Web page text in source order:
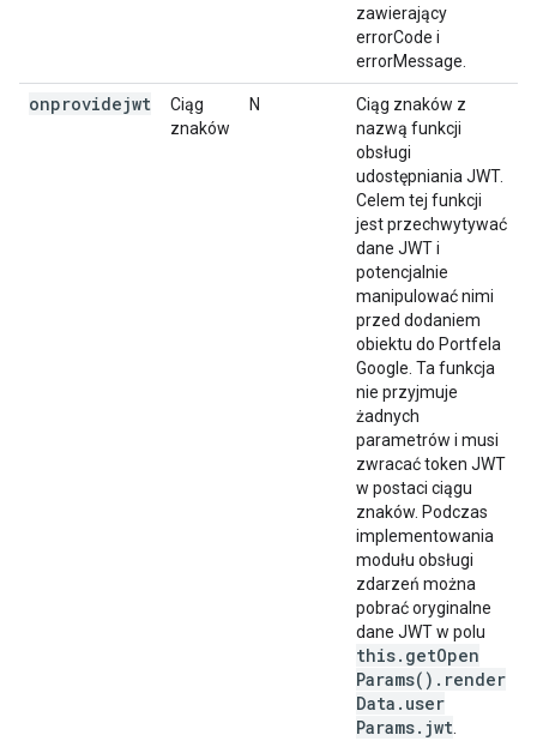
zawierający
errorCode i
errorMessage.
onprovidejwt
Ciąg
znaków
N
Ciąg znaków z
nazwą funkcji
obsługi
udostępniania JWT.
Celem tej funkcji
jest przechwytywać
dane JWT i
potencjalnie
manipulować nimi
przed dodaniem
obiektu do Portfela
Google. Ta funkcja
nie przyjmuje
żadnych
parametrów i musi
zwracać token JWT
w postaci ciągu
znaków. Podczas
implementowania
modułu obsługi
zdarzeń można
pobrać oryginalne
dane JWT w polu
this. getOpen
Params( ) . render
Data . user
Params. jwt